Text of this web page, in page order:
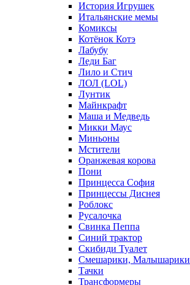
История Игрушек
Итальянские мемы
Комиксы
Котёнок Котэ
Лабубу
Леди Баг
Лило и Стич
ЛОЛ (LOL)
Лунтик
Майнкрафт
Маша и Медведь
Микки Маус
Миньоны
Мстители
Оранжевая корова
Пони
Принцесса София
Принцессы Диснея
Роблокс
Русалочка
Свинка Пеппа
Синий трактор
Скибиди Туалет
Смешарики, Малышарики
Тачки
Трансформеры